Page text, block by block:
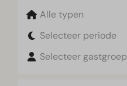
Alle typen
Selecteer periode
Selecteer gastgroep